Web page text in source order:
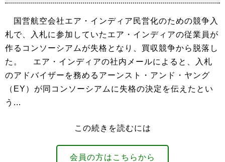
国営航空会社エア・インディア民営化のための競争入
札で、入札に参加していたエア・インディアの従業員が
作るコンソーシアムが失格となり、買収競争から脱落し
た。 エア・インディアの社内メールによると、入札
のアドバイザーを務めるアーンスト・アンド・ヤング
（EY）が同コンソーシアムに失格の決定を伝えたとい
う...
この続きを読むには
会員の方はこちらから